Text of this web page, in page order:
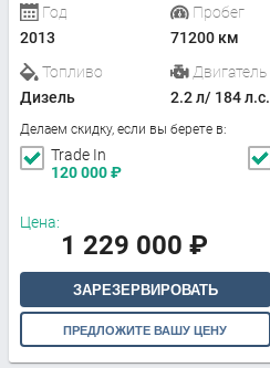
Год
2013
Пробег
71200 км
Топливо
Дизель
Двигатель
2.2 л/ 184 л.с.
Делаем скидку, если вы берете в:
Trade In
120 000₽
Цена:
1 229 000 ₽
ЗАРЕЗЕРВИРОВАТЬ
ПРЕДЛОЖИТЕ ВАШУ ЦЕНУ